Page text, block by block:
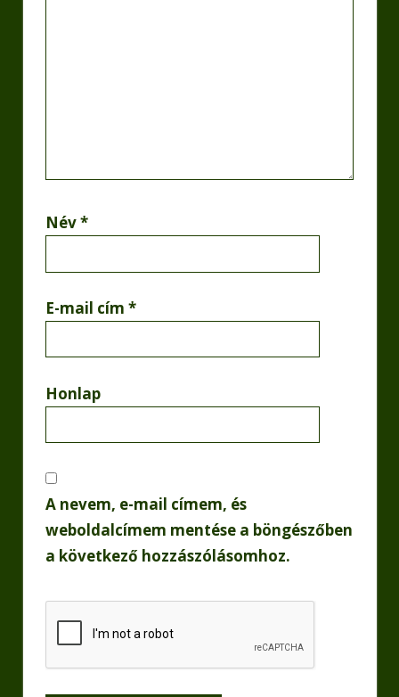
Név*
E-mail cím *
Honlap
A nevem, e-mail címem, és
weboldalcímem mentése a böngészőben
a következő hozzászólásomhoz.